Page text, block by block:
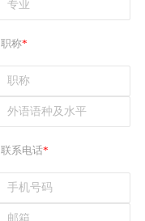
职称*
联系电话*